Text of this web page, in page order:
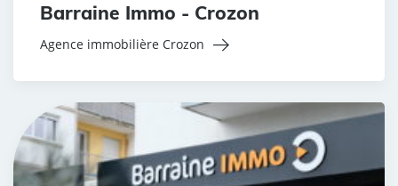
Barraine Immo - Crozon
Agence immobilière Crozon